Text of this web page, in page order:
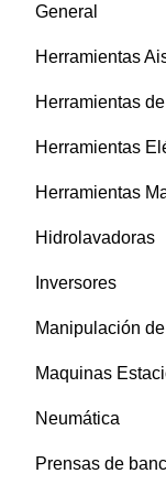
General
Herramientas
Herramientas
Herramientas
Herramientas
Hidrolavadoras
Inversores
Manipulación
Maquinas
Neumática
Prensas de